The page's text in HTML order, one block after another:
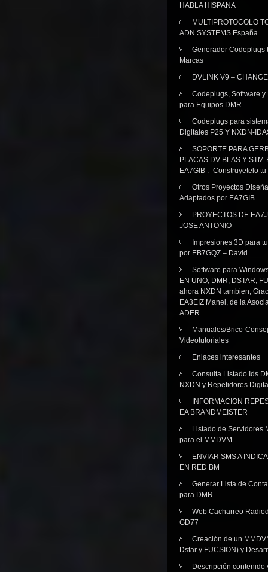
HABLA HISPANA
MULTIPROTOCOLO
ADN SYSTEMS España
Generador Codeplugs
Marcas
DVLINK V9 –
Codeplugs, Software y
para Equipos DMR
Codeplugs para
Digitales P25 Y NXDN-
SOPORTE PARA
PLACAS DV-BLAS Y
EA7GIB .- Construyetelo
Otros Proyectos
Adaptados por EA7GIB.
PROYECTOS DE
JOSE ANTONIO
Impresiones 3D para
por EB7GQZ – David
Software para
EN UNO, DMR, DSTAR,
ahora NXDN tambien,
EA3EIZ Manel, de la
ADER
Manuales/Brico-
Videotutoriales
Enlaces interesantes
Consulta Listado Ids
NXDN y Repetidores
INFORMACION
EA BRANDMEISTER
Listado de Servidores
para el MMDVM
ENVIAR SMS A
EN RED BM
Generar Lista de
para DMR
Web Cacharreo
GD77
Creación de un
Dstar y FUCSION) y
Descripción contenido